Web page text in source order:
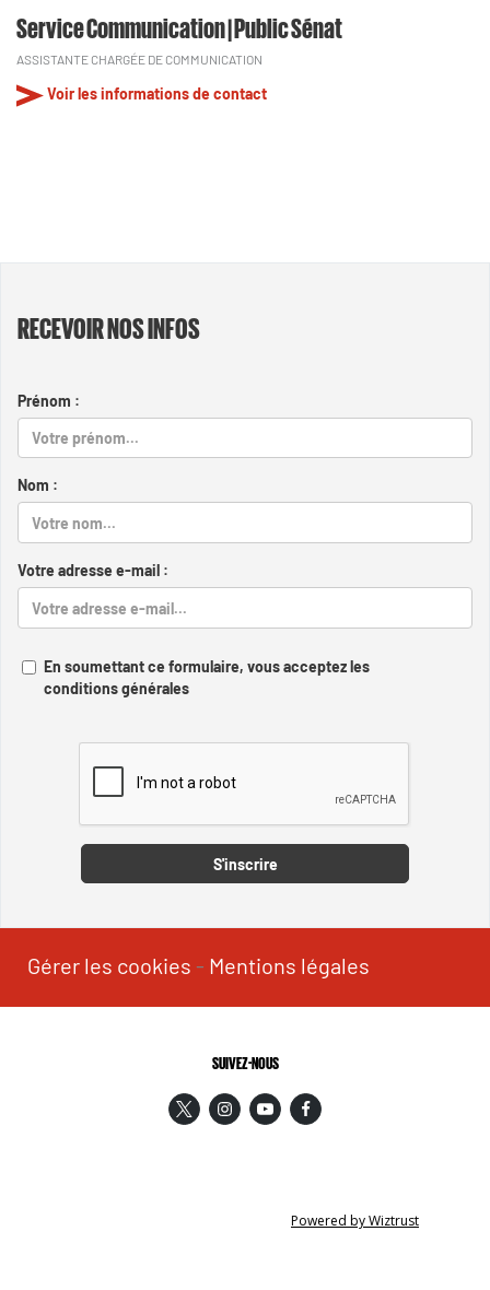
Service Communication | Public Sénat
ASSISTANTE CHARGÉE DE COMMUNICATION
Voir les informations de contact
RECEVOIR NOS INFOS
Prénom :
Nom :
Votre adresse e-mail :
En soumettant ce formulaire, vous acceptez les
conditions générales
S'inscrire
Gérer les cookies - Mentions légales
SUIVEZ-NOUS
Powered by Wiztrust